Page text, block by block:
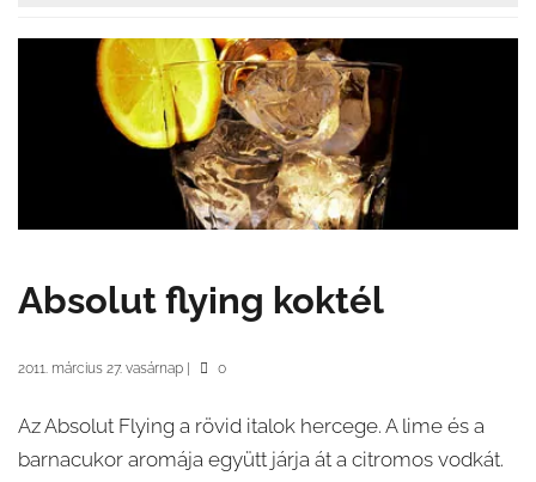
Absolut flying koktél
2011. március 27. vasárnap 0
Az Absolut Flying a rövid italok hercege. A lime és a
barnacukor aromája együtt járja át a citromos vodkát.